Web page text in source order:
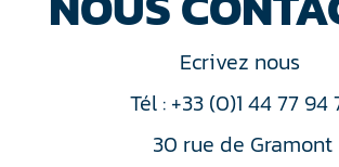
Ecrivez nous
Tél : +33 (0)1 44 77 94
30 rue de Gramont